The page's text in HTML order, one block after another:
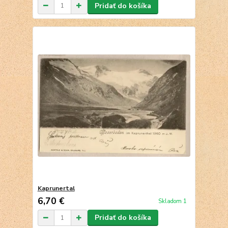
Pridať do košíka
Kaprunertal
6,70 € Skladom 1
Pridať do košíka